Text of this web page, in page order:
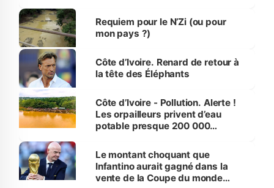
Requiem pour le N’Zi (ou pour
mon pays ?)
Côte d’Ivoire. Renard de retour à
la tête des Éléphants
Côte d’Ivoire - Pollution. Alerte !
Les orpailleurs privent d’eau
potable presque 200 000
Le montant choquant que
Infantino aurait gagné dans la
vente de la Coupe du monde